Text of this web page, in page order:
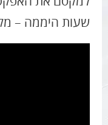
שעות היממה –